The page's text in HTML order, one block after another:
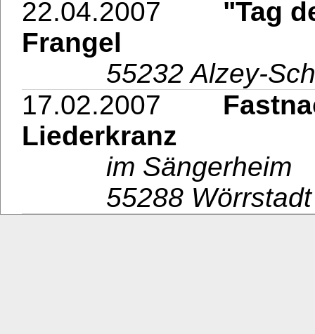
22.04.2007 "Tag der
Frangel
55232 Alzey-
17.02.2007
Liederkranz
im Sängerheim
55288 Wörrstadt